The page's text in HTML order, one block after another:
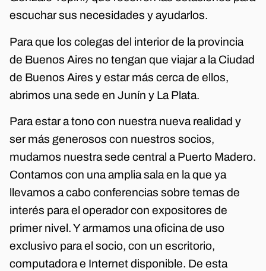
escuchar sus necesidades y ayudarlos.
Para que los colegas del interior de la provincia
de Buenos Aires no tengan que viajar a la Ciudad
de Buenos Aires y estar más cerca de ellos,
abrimos una sede en Junín y La Plata.
Para estar a tono con nuestra nueva realidad y
ser más generosos con nuestros socios,
mudamos nuestra sede central a Puerto Madero.
Contamos con una amplia sala en la que ya
llevamos a cabo conferencias sobre temas de
interés para el operador con expositores de
primer nivel. Y armamos una oficina de uso
exclusivo para el socio, con un escritorio,
computadora e Internet disponible. De esta